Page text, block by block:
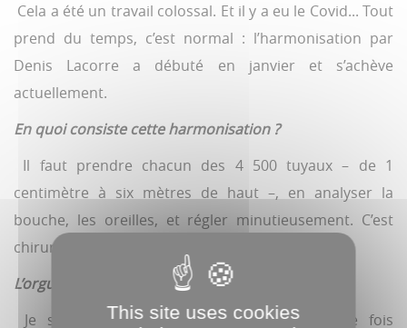
Cela a été un travail colossal. Et il y a eu le Covid... Tout
prend du temps, c’est normal : l’harmonisation par
Denis Lacorre a débuté en janvier et s’achève
actuellement.
En quoi consiste cette harmonisation ?
Il faut prendre chacun des 4 500 tuyaux – de 1
centimètre à six mètres de haut –, en analyser la
bouche, les oreilles, et régler minutieusement. C’est
chirurgical.
L’orgue sonne différemment ?
Je suis venu écouter souvent, et à chaque fois
This site uses cookies